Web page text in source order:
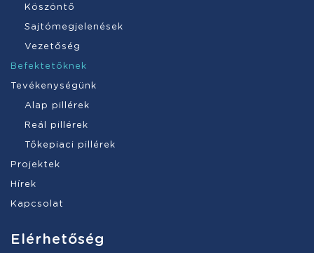
Köszöntő
Sajtómegjelenések
Vezetőség
Befektetőknek
Tevékenységünk
Alap pillérek
Reál pillérek
Tőkepiaci pillérek
Projektek
Hírek
Kapcsolat
Elérhetőség